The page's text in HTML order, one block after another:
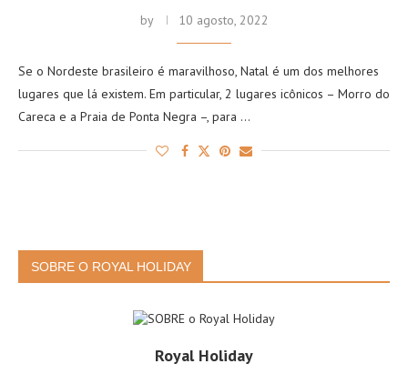
by 10 agosto, 2022
Se o Nordeste brasileiro é maravilhoso, Natal é um dos melhores
lugares que lá existem. Em particular, 2 lugares icônicos – Morro do
Careca e a Praia de Ponta Negra –, para …
SOBRE O ROYAL HOLIDAY
Royal Holiday